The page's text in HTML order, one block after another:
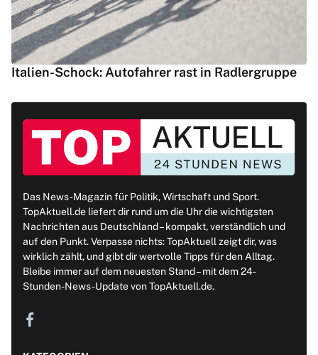
Italien-Schock: Autofahrer rast in Radlergruppe
Das News-Magazin für Politik, Wirtschaft und Sport.
TopAktuell.de liefert dir rund um die Uhr die wichtigsten
Nachrichten aus Deutschland – kompakt, verständlich und
auf den Punkt. Verpasse nichts: TopAktuell zeigt dir, was
wirklich zählt, und gibt dir wertvolle Tipps für den Alltag.
Bleibe immer auf dem neuesten Stand – mit dem 24-
Stunden-News-Update von TopAktuell.de.